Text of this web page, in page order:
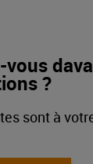
?
sont à